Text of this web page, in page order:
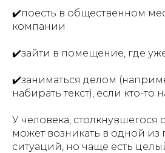
✔️поесть в общественном
компании
✔️зайти в помещение, где
✔️заниматься делом
набирать текст), если кто-то
У человека, столкнувшегося
может возникать в одной
ситуаций, но чаще есть